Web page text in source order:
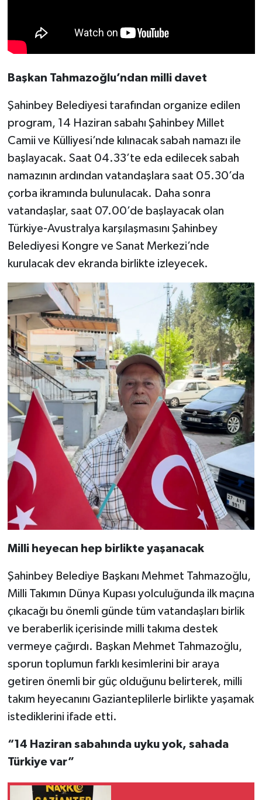
Başkan Tahmazoğlu’ndan milli davet
Şahinbey Belediyesi tarafından organize edilen
program, 14 Haziran sabahı Şahinbey Millet
Camii ve Külliyesi’nde kılınacak sabah namazı ile
başlayacak. Saat 04.33’te eda edilecek sabah
namazının ardından vatandaşlara saat 05.30’da
çorba ikramında bulunulacak. Daha sonra
vatandaşlar, saat 07.00’de başlayacak olan
Türkiye-Avustralya karşılaşmasını Şahinbey
Belediyesi Kongre ve Sanat Merkezi’nde
kurulacak dev ekranda birlikte izleyecek.
Milli heyecan hep birlikte yaşanacak
Şahinbey Belediye Başkanı Mehmet Tahmazoğlu,
Milli Takımın Dünya Kupası yolculuğunda ilk maçına
çıkacağı bu önemli günde tüm vatandaşları birlik
ve beraberlik içerisinde milli takıma destek
vermeye çağırdı. Başkan Mehmet Tahmazoğlu,
sporun toplumun farklı kesimlerini bir araya
getiren önemli bir güç olduğunu belirterek, milli
takım heyecanını Gazianteplilerle birlikte yaşamak
istediklerini ifade etti.
“14 Haziran sabahında uyku yok, sahada
Türkiye var”